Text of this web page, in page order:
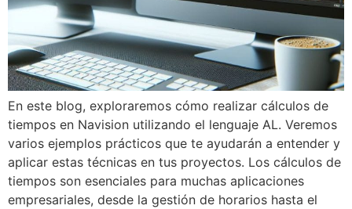
En este blog, exploraremos cómo realizar cálculos de
tiempos en Navision utilizando el lenguaje AL. Veremos
varios ejemplos prácticos que te ayudarán a entender y
aplicar estas técnicas en tus proyectos. Los cálculos de
tiempos son esenciales para muchas aplicaciones
empresariales, desde la gestión de horarios hasta el